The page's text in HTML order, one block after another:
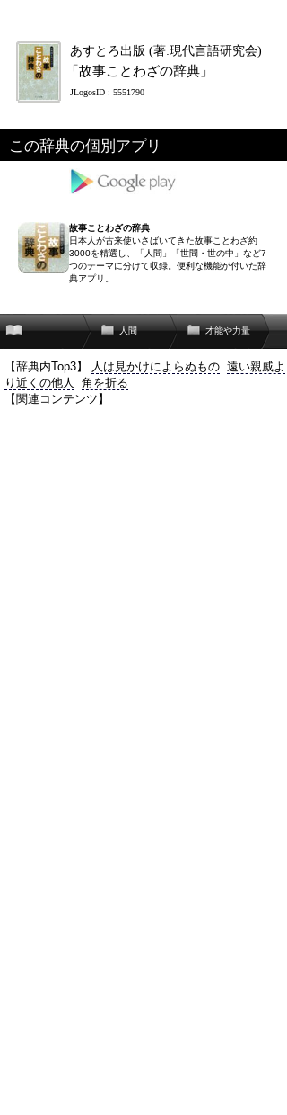
あすとろ出版 (著:現代言語研究会)
「故事ことわざの辞典」
JLogosID : 5551790
この辞典の個別アプリ
故事ことわざの辞典
日本人が古来使いさばいてきた故事ことわざ約
3000を精選し、「人間」「世間・世の中」など7
つのテーマに分けて収録。便利な機能が付いた辞
典アプリ。
人間 才能や力量
【辞典内Top3】 人は見かけによらぬもの 遠い親戚よ
り近くの他人
角を折る
【関連コンテンツ】